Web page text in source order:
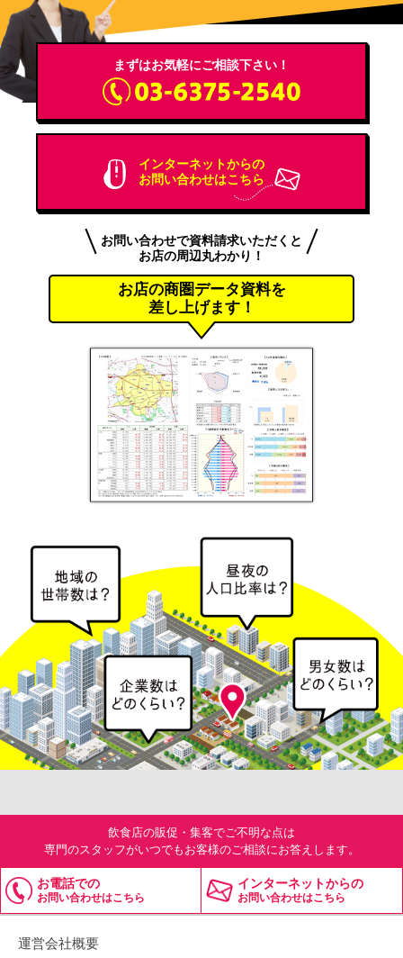
まずはお気軽にご相談下さい！
インターネットからの
お問い合わせはこちら
お問い合わせで資料請求いただくと
お店の周辺丸わかり！
お店の商圏データ資料を
差し上げます！
飲食店の販促・集客でご不明な点は
専門のスタッフがいつでもお客様のご相談にお答えします。
お電話での
お問い合わせはこちら
インターネットからの
お問い合わせはこちら
運営会社概要